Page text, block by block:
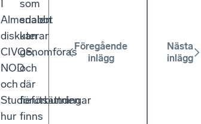
I
Almedalen
diskuterar
CIVOS,
NOD
och
Studieförbunden
hur
som
snabbt
kan
genomföras
och
där
förutsättningar
finns
Föregående
inlägg
Nästa
inlägg